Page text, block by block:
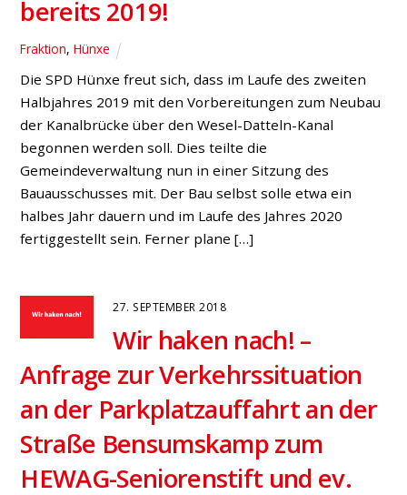
Verkehrspolitik
Allgemein
Mit Verwunderung hat der heimische
Landtagsabgeordnete Norbert Meesters auf die
Wahlkampfrhetorik durch die CDU Hünxe und die CDU-
Landtagskandidatin Charlotte Quik reagiert. „Im Jahr
2016 hat Straßen.NRW Bundesmittel in Höhe von
1,096 Milliarden Euro für Erhalt, Ausbau und
Unterhaltung der Bundesfernstraßen in unserem Land
umgesetzt. Das ist eine Rekordleistung! Gleichzeitig
9. JANUAR 2017
Ein Jahr Bruckhausener
Marktplatzgespräche – Bilanz
und neue Termine
Bruckhausen,Bucholtwelmen,Fraktion